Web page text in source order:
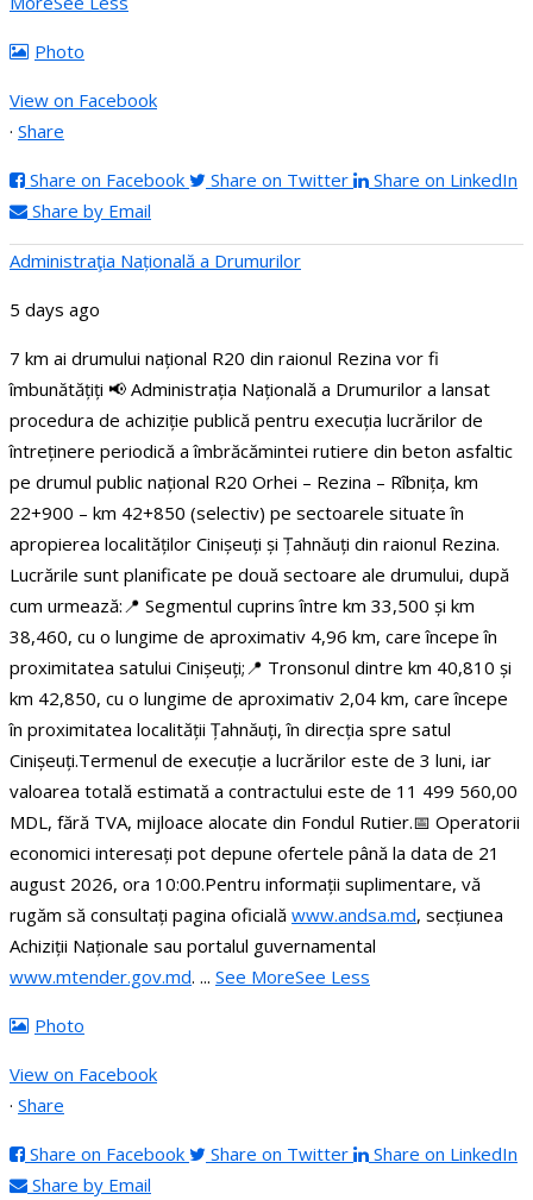
Photo
View on Facebook
· Share
Share on Facebook Share on Twitter
Share on LinkedIn
Share by Email
Administraţia Națională a Drumurilor
5 days ago
7 km ai drumului național R20 din raionul Rezina vor fi
îmbunătățiți 📢 Administrația Națională a Drumurilor a lansat
procedura de achiziție publică pentru execuția lucrărilor de
întreținere periodică a îmbrăcămintei rutiere din beton asfaltic
pe drumul public național R20 Orhei – Rezina – Rîbnița, km
22+900 – km 42+850 (selectiv) pe sectoarele situate în
apropierea localităților Cinișeuți și Țahnăuți din raionul Rezina.
Lucrările sunt planificate pe două sectoare ale drumului, după
cum urmează: 📍 Segmentul cuprins între km 33,500 și km
38,460, cu o lungime de aproximativ 4,96 km, care începe în
proximitatea satului Cinișeuți; 📍 Tronsonul dintre km 40,810 și
km 42,850, cu o lungime de aproximativ 2,04 km, care începe
în proximitatea localității Țahnăuți, în direcția spre satul
Cinișeuți.Termenul de execuție a lucrărilor este de 3 luni, iar
valoarea totală estimată a contractului este de 11 499 560,00
MDL, fără TVA, mijloace alocate din Fondul Rutier.📅 Operatorii
economici interesați pot depune ofertele până la data de 21
august 2026, ora 10:00.Pentru informații suplimentare, vă
rugăm să consultați pagina oficială www.andsa.md, secțiunea
Achiziții Naționale sau portalul guvernamental
www.mtender.gov.md. ... See MoreSee Less
Photo
View on Facebook
· Share
Share on Facebook Share on Twitter
Share on LinkedIn
Share by Email